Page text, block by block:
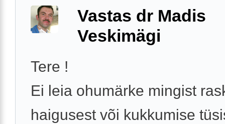
Vastas dr Madis
Veskimägi
Tere !
Ei leia ohumärke mingist
haigusest või kukkumise